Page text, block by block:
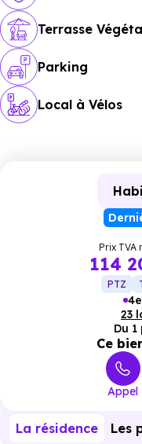
Terrasse
Parking
Local à Vélos
Prix TVA
114
PTZ
23
Du
Ce
Appel
La résidence Les